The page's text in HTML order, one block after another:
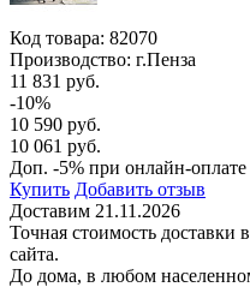
Код товара: 82070
Производство: г.Пенза
11 831 руб.
-10%
10 590 руб.
10 061 руб.
Доп. -5% при онлайн-
Купить Добавить отзыв
Доставим 21.11.2026
Точная стоимость доставки
сайта.
До дома, в любом